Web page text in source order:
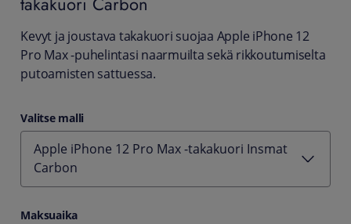
Kevyt ja joustava takakuori suojaa Apple iPhone 12
Pro Max -puhelintasi naarmuilta sekä rikkoutumiselta
putoamisten sattuessa.
Valitse malli
Apple iPhone 12 Pro Max -takakuori Insmat
Carbon
Maksuaika